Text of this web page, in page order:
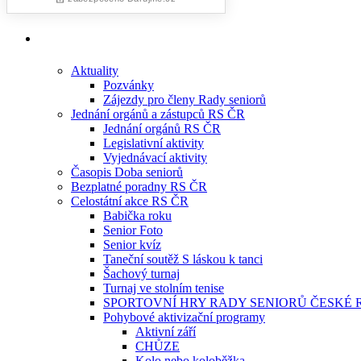
Aktuality
Pozvánky
Zájezdy pro členy Rady seniorů
Jednání orgánů a zástupců RS ČR
Jednání orgánů RS ČR
Legislativní aktivity
Vyjednávací aktivity
Časopis Doba seniorů
Bezplatné poradny RS ČR
Celostátní akce RS ČR
Babička roku
Senior Foto
Senior kvíz
Taneční soutěž S láskou k tanci
Šachový turnaj
Turnaj ve stolním tenise
SPORTOVNÍ HRY RADY SENIORŮ ČESKÉ
Pohybové aktivizační programy
Aktivní září
CHŮZE